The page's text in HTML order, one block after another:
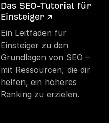
Das SEO-Tutorial für
Einsteiger ↗
Ein Leitfaden für
Einsteiger zu den
Grundlagen von SEO –
mit Ressourcen, die dir
helfen, ein höheres
Ranking zu erzielen.